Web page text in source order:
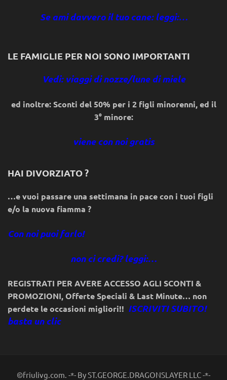
Se ami davvero il tuo cane: leggi:…
LE FAMIGLIE PER NOI SONO IMPORTANTI
Vedi: viaggi di nozze/lune di miele
ed inoltre: Sconti del 50% per i 2 figli minorenni, ed il
3° minore:
viene con noi gratis
HAI DIVORZIATO ?
…e vuoi passare una settimana in pace con i tuoi figli
e/o la nuova fiamma ?
Con noi puoi farlo!
non ci credi? leggi:…
REGISTRATI PER AVERE ACCESSO AGLI SCONTI &
PROMOZIONI,Offerte Speciali & Last Minute… non
perdete le occasioni migliori!! ISCRIVITI SUBITO!
basta un clic
©friulivg.com. -*- By ST.GEORGE.DRAGONSLAYER LLC -*-